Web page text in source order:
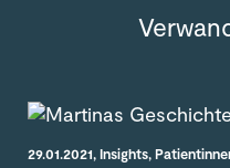
29.01.2021, Insights,